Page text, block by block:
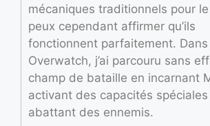
mécaniques traditionnels pour
peux cependant affirmer qu’ils
fonctionnent parfaitement. Dans
Overwatch, j’ai parcouru sans
champ de bataille en incarnant
activant des capacités
abattant des ennemis.